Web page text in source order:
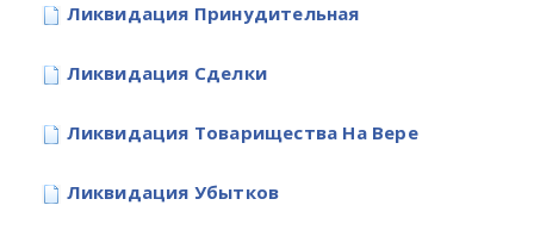
Ликвидация Принудительная
Ликвидация Сделки
Ликвидация Товарищества На Вере
Ликвидация Убытков